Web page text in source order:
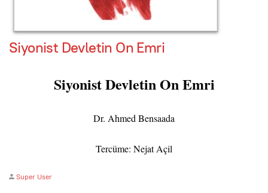
Siyonist Devletin On Emri
Siyonist Devletin On Emri
Dr. Ahmed Bensaada
Tercüme: Nejat Açil
Super User